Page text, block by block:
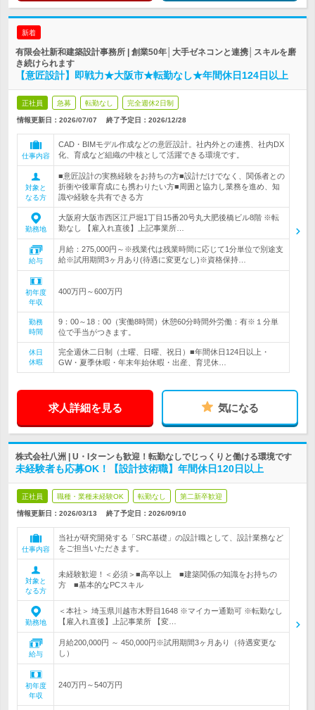
新着
有限会社新和建築設計事務所 | 創業50年│大手ゼネコンと連携│スキルを磨
き続けられます
【意匠設計】即戦力★大阪市★転勤なし★年間休日124日以上
正社員 急募 転勤なし 完全週休2日制
情報更新日：2026/07/07 終了予定日： 2026/12/28
仕事内容
CAD・BIMモデル作成などの意匠設計。社内外との連携、社内DX
化、育成など組織の中核として活躍できる環境です。
対象と
なる方
■意匠設計の実務経験をお持ちの方■設計だけでなく、関係者との
折衝や後輩育成にも携わりたい方■周囲と協力し業務を進め、知
識や経験を共有できる方
勤務地
大阪府大阪市西区江戸堀1丁目15番20号丸大肥後橋ビル8階 ※転
勤なし 【雇入れ直後】上記事業所…
給与
月給：275,000円～※残業代は残業時間に応じて1分単位で別途支
給※試用期間3ヶ月あり(待遇に変更なし)※資格保持…
初年度
年収
400万円～600万円
勤務
時間
9：00～18：00（実働8時間）休憩60分時間外労働：有※１分単
位で手当がつきます。
休日
休暇
完全週休二日制（土曜、日曜、祝日）■年間休日124日以上・
GW・夏季休暇・年末年始休暇・出産、育児休…
求人詳細を見る 気になる
株式会社八洲 | U・Iターンも歓迎！転勤なしでじっくりと働ける環境です
未経験者も応募OK！【設計技術職】年間休日120日以上
正社員 職種・業種未経験OK 転勤なし 第二新卒歓迎
情報更新日：2026/03/13 終了予定日： 2026/09/10
仕事内容
当社が研究開発する「SRC基礎」の設計職として、設計業務など
をご担当いただきます。
対象と
なる方
未経験歓迎！＜必須＞■高卒以上 ■建築関係の知識をお持ちの
方 ■基本的なPCスキル
勤務地
＜本社＞ 埼玉県川越市木野目1648 ※マイカー通勤可 ※転勤なし
【雇入れ直後】上記事業所 【変…
給与
月給200,000円 ～ 450,000円※試用期間3ヶ月あり（待遇変更な
し）
初年度
年収
240万円～540万円